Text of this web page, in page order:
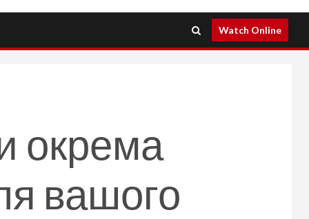
Watch Online
окрема
вашого